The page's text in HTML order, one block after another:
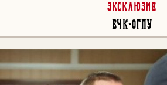
Эксклюзив
ВЧК-ОГПУ